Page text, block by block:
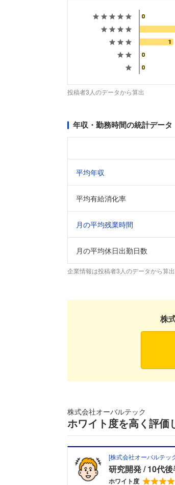
投稿者3人のデータから算出
年収・勤務時間の統計データ
平均年収
平均有給消化率
月の平均残業時間
月の平均休日出勤日数
企業情報は投稿者3人のデータから算
株
株式会社オーバルテック
ホワイト度を高く評価
[株式会社オーバルテッ
研究開発 10代
ホワイト度